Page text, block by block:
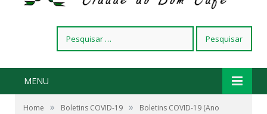
por:
MENU
Home » Boletins COVID-19 »
Boletins COVID-19 (Ano